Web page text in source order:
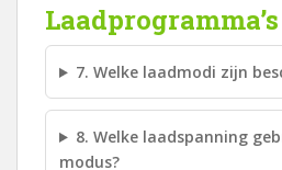
Laadprogramma’s
7. Welke laadmodi zijn
8. Welke laadspanning
modus?